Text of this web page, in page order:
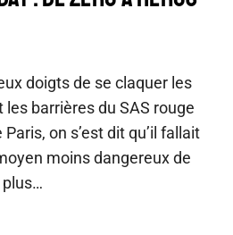
doigts de se claquer les
barrières du SAS rouge
on s’est dit qu’il fallait
moins dangereux de
plus…